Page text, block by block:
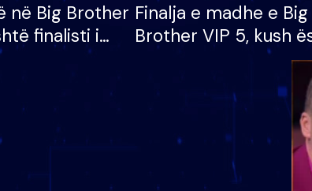
në Big Brother
finalisti i
Finalja e madhe e Big
Brother VIP 5, kush
banori i parë që lë
dhe humb
të fituar çmimin e